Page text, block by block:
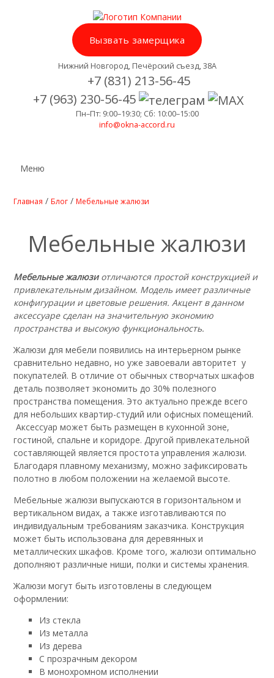
Вызвать замерщика
Нижний Новгород, Печёрский съезд, 38А
+7 (831) 213-56-45
+7 (963) 230-56-45
Пн–Пт: 9:00–19:30; Сб: 10:00–15:00
info@okna-accord.ru
Меню
Главная /Блог /Мебельные жалюзи
Мебельные жалюзи
Мебельные жалюзиотличаются простой конструкцией и
привлекательным дизайном. Модель имеет различные
конфигурации и цветовые решения. Акцент в данном
аксессуаре сделан на значительную экономию
пространства и высокую функциональность.
Жалюзи для мебели появились на интерьерном рынке
сравнительно недавно, но уже завоевали авторитет у
покупателей. В отличие от обычных створчатых шкафов
деталь позволяет экономить до 30% полезного
пространства помещения. Это актуально прежде всего
для небольших квартир-студий или офисных помещений.
Аксессуар может быть размещен в кухонной зоне,
гостиной, спальне и коридоре. Другой привлекательной
составляющей является простота управления жалюзи.
Благодаря плавному механизму, можно зафиксировать
полотно в любом положении на желаемой высоте.
Мебельные жалюзи выпускаются в горизонтальном и
вертикальном видах, а также изготавливаются по
индивидуальным требованиям заказчика. Конструкция
может быть использована для деревянных и
металлических шкафов. Кроме того, жалюзи оптимально
дополняют различные ниши, полки и системы хранения.
Жалюзи могут быть изготовлены в следующем
оформлении:
Из стекла
Из металла
Из дерева
С прозрачным декором
В монохромном исполнении